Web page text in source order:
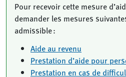
Pour recevoir cette mesure
demander les mesures
admissible :
Aide au revenu
Prestation d’aide pour
Prestation en cas de